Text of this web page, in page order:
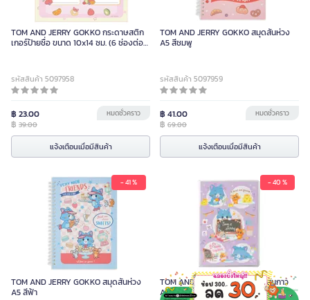
TOM AND JERRY GOKKO กระดาษสติก
เกอร์ป้ายชื่อ ขนาด 10x14 ซม. (6 ช่องต่อ
รหัสสินค้า 5097958
฿ 23.00
฿ 39.00
หมดชั่วคราว
แจ้งเตือนเมื่อมีสินค้า
TOM AND JERRY GOKKO สมุดสันห่วง
A5 สีชมพู
รหัสสินค้า 5097959
฿ 41.00
฿ 69.00
หมดชั่วคราว
แจ้งเตือนเมื่อมีสินค้า
- 41 %
TOM AND JERRY GOKKO สมุดสันห่วง
A5 สีฟ้า
- 40 %
TOM AND JERRY GOKKO สมุดสันกาว
A5 สีม่วง 50 แผ่น